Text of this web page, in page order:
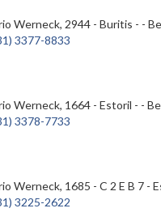
Werneck, 2944 - Buritis - -
3377-8833
Werneck, 1664 - Estoril - -
3378-7733
Werneck, 1685 - C 2 E B 7 -
3225-2622